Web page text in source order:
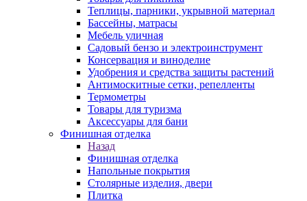
Теплицы, парники, укрывной материал
Бассейны, матрасы
Мебель уличная
Садовый бензо и электроинструмент
Консервация и виноделие
Удобрения и средства защиты растений
Антимоскитные сетки, репелленты
Термометры
Товары для туризма
Аксессуары для бани
Финишная отделка
Назад
Финишная отделка
Напольные покрытия
Столярные изделия, двери
Плитка